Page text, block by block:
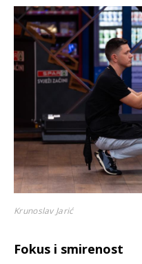
Krunoslav Jarić
Fokus i smirenost